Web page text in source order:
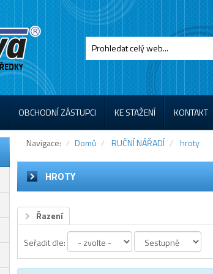
OBCHODNÍ ZÁSTUPCI KE STAŽENÍ KONTAKT
Navigace: Domů RUČNÍ NÁŘADÍ hroty
HROTY
Řazení
Seřadit dle: